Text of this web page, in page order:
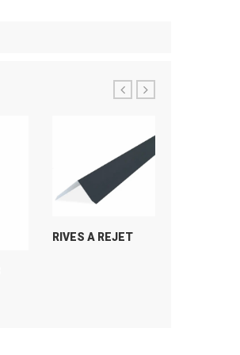
RIVES A REJET